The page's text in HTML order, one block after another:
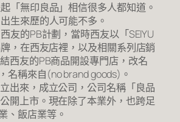
起「無印良品」相信很多人都知道。
生來歷的人可能不多。
友的PB計劃，當時西友以「SEIYU
，在西友店裡，以及相關系列店銷
西友的PB商品開設專門店，改名
名稱來自(no brand goods)。
出來，成立公司，公司名稱「良品
開上市。現在除了本業外，也跨足
、飯店業等。